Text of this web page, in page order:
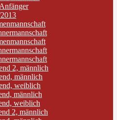
2, männlich
männlich
weiblich
männlich
weiblich
2, männlich